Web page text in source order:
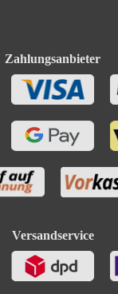
Zahlungsanbieter
Versandservice